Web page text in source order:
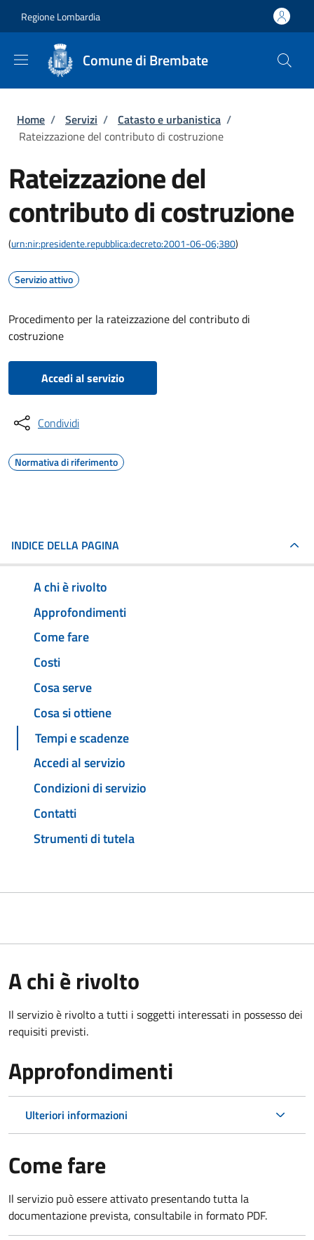
Regione Lombardia
Comune di Brembate
Briciole di pane
Home / Servizi / Catasto e urbanistica /
Rateizzazione del contributo di costruzione
Rateizzazione del
contributo di costruzione
(urn:nir:presidente.repubblica:decreto:2001-06-06;380)
Servizio attivo
Procedimento per la rateizzazione del contributo di
costruzione
Accedi al servizio
Condividi
Normativa di riferimento
INDICE DELLA PAGINA
A chi è rivolto
Approfondimenti
Come fare
Costi
Cosa serve
Cosa si ottiene
Tempi e scadenze
Accedi al servizio
Condizioni di servizio
Contatti
Strumenti di tutela
A chi è rivolto
Il servizio è rivolto a tutti i soggetti interessati in possesso dei
requisiti previsti.
Approfondimenti
Ulteriori informazioni
Come fare
Il servizio può essere attivato presentando tutta la
documentazione prevista, consultabile in formato PDF.